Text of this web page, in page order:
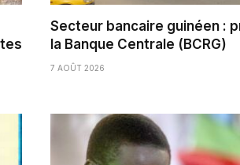
Secteur bancaire guinéen :
la Banque Centrale (BCRG)
7 AOÛT 2026